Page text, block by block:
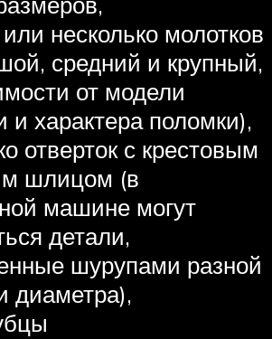
несколько молотков
средний и крупный,
от модели
характера поломки),
отверток с крестовым
шлицом (в
машине могут
детали,
шурупами разной
диаметра),